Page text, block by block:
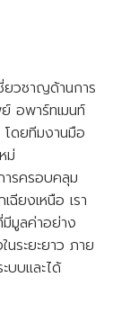
ยวชาญด้านการ
อพาร์ทเมนท์
ดยทีมงานมือ
ม่
ารครอบคลุม
ยงเหนือ เรา
มูลค่าอย่าง
ระยะยาว ภาย
บบและได้